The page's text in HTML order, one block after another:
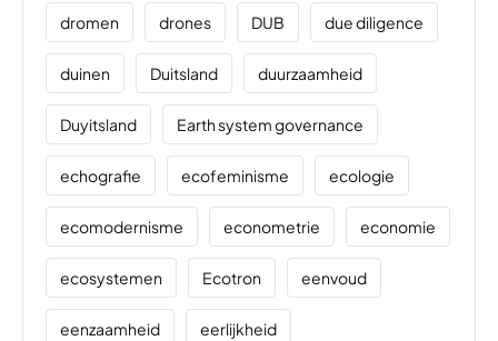
dromen drones DUB due diligence
duinen Duitsland duurzaamheid
Duyitsland Earth system governance
echografie ecofeminisme ecologie
ecomodernisme econometrie economie
ecosystemen Ecotron eenvoud
eenzaamheid eerlijkheid